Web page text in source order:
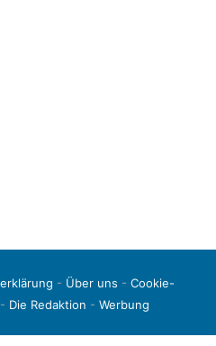
- Über uns - Cookie-
- Die Redaktion - Werbung